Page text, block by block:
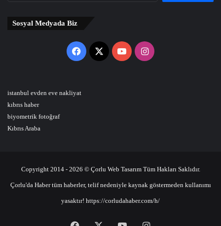
Sosyal Medyada Biz
Facebook
X YouTubeInstagram
istanbul evden eve nakliyat
kıbrıs haber
biyometrik fotoğraf
Kıbrıs Araba
Copyright 2014 - 2026 © Çorlu Web Tasarım Tüm Hakları Saklıdır.
Çorlu'da Haber tüm haberler, telif nedeniyle kaynak göstermeden kullanımı
yasaktır! https://corludahaber.com/h/